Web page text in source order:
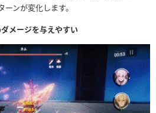
ンが変化します。
メージを与えやすい